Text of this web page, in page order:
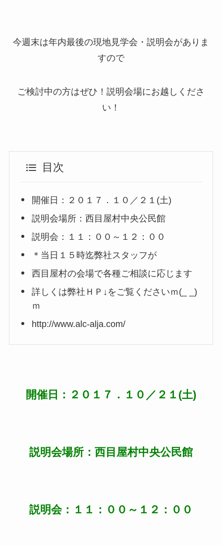
今週末は年内最後の現地見学会・説明会がありま
すので
ご検討中の方はぜひ！説明会場にお越しくださ
い！
目次
開催日：２０１７．１０／２１(土)
説明会場所：西目屋村中央公民館
説明会：１１：００～１２：００
＊当日１５時迄弊社スタッフが
西目屋村の会場で各種ご相談に応じます
詳しくは弊社ＨＰ↓をご覧くださいｍ(_ _)
ｍ
http://www.alc-alja.com/
開催日：２０１７．１０／２１(土)
説明会場所：西目屋村中央公民館
説明会：１１：００～１２：００